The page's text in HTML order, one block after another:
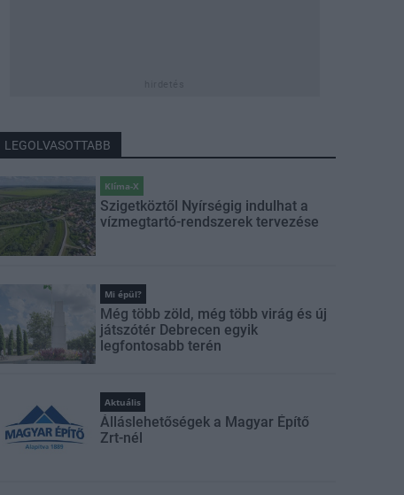
LEGOLVASOTTABB
Klíma-X
Szigetköztől Nyírségig indulhat a
vízmegtartó-rendszerek tervezése
Mi épül?
Még több zöld, még több virág és új
játszótér Debrecen egyik
legfontosabb terén
Aktuális
Álláslehetőségek a Magyar Építő
Zrt-nél